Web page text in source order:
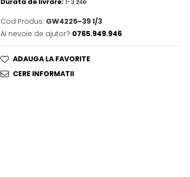
Cod Produs: GW4225~39 1/3
Ai nevoie de ajutor? 0765.949.946
ADAUGA LA FAVORITE
CERE INFORMATII